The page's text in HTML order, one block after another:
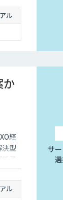
ル
か
経
型
予
ル
サ